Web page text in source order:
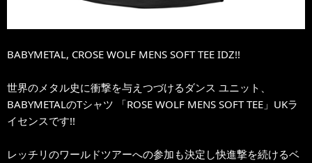
BABYMETAL, CROSE WOLF MENS SOFT TEE IDZ!!
世界のメタル史に衝撃を与えつづけるダンス ユニット、
BABYMETALのTシャツ 「ROSE WOLF MENS SOFT TEE」UKラ
イセンスです!!
レッチリのワールドツアーへの参加も決定し快進撃を続けるベ